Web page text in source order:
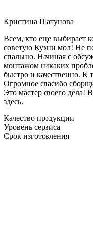
Кристина Шатунова
Всем, кто еще выбирает
советую Кухни мол! Не
спальню. Начиная с
монтажом никаких
быстро и качественно. К
Огромное спасибо
Это мастер своего дела!
здесь.
Качество продукции
Уровень сервиса
Срок изготовления